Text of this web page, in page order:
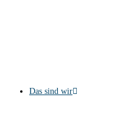
Das sind wir